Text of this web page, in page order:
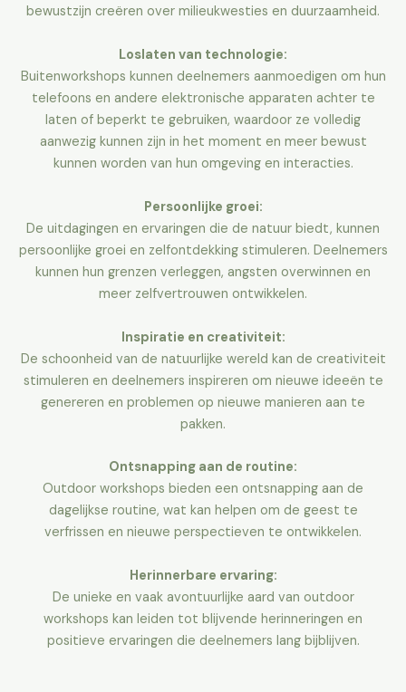
bewustzijn creëren over milieukwesties en duurzaamheid.
Loslaten van technologie:
Buitenworkshops kunnen deelnemers aanmoedigen om hun
telefoons en andere elektronische apparaten achter te
laten of beperkt te gebruiken, waardoor ze volledig
aanwezig kunnen zijn in het moment en meer bewust
kunnen worden van hun omgeving en interacties.
Persoonlijke groei:
De uitdagingen en ervaringen die de natuur biedt, kunnen
persoonlijke groei en zelfontdekking stimuleren. Deelnemers
kunnen hun grenzen verleggen, angsten overwinnen en
meer zelfvertrouwen ontwikkelen.
Inspiratie en creativiteit:
De schoonheid van de natuurlijke wereld kan de creativiteit
stimuleren en deelnemers inspireren om nieuwe ideeën te
genereren en problemen op nieuwe manieren aan te
pakken.
Ontsnapping aan de routine:
Outdoor workshops bieden een ontsnapping aan de
dagelijkse routine, wat kan helpen om de geest te
verfrissen en nieuwe perspectieven te ontwikkelen.
Herinnerbare ervaring:
De unieke en vaak avontuurlijke aard van outdoor
workshops kan leiden tot blijvende herinneringen en
positieve ervaringen die deelnemers lang bijblijven.